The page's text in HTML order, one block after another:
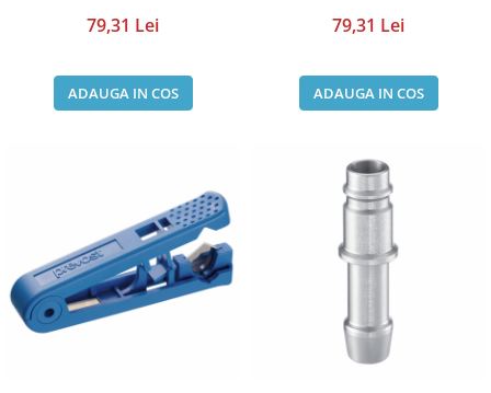
79,31 Lei
ADAUGA IN COS
79,31 Lei
ADAUGA IN COS